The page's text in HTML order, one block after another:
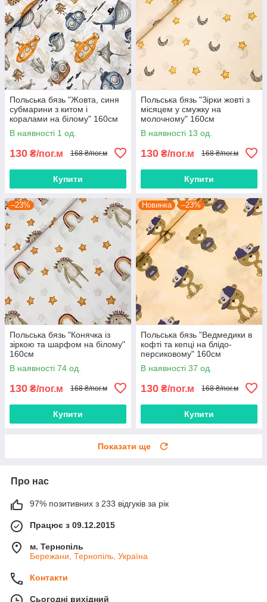
Польська бязь "Жовта, синя
субмарини з китом і
коралами на білому" 160см
В наявності 1 од.
130 ₴/пог.м 168 ₴/пог.м
Купити
Польська бязь "Зірки жовті з
місяцем у смужку на
молочному" 160см
В наявності 13 од.
130 ₴/пог.м 168 ₴/пог.м
Купити
–23%
Польська бязь "Конячка із
зіркою та шарфом на білому"
160см
В наявності 74 од.
130 ₴/пог.м 168 ₴/пог.м
Купити
Новинка –23%
Польська бязь "Ведмедики в
кофті та кепці на блідо-
персиковому" 160см
В наявності 37 од.
130 ₴/пог.м 168 ₴/пог.м
Купити
Показати ще
Про нас
97% позитивних з 233 відгуків за рік
Працює з 09.12.2015
м. Тернопіль
Бережани, Тернопіль, Україна
Контакти
Сьогодні вихідний